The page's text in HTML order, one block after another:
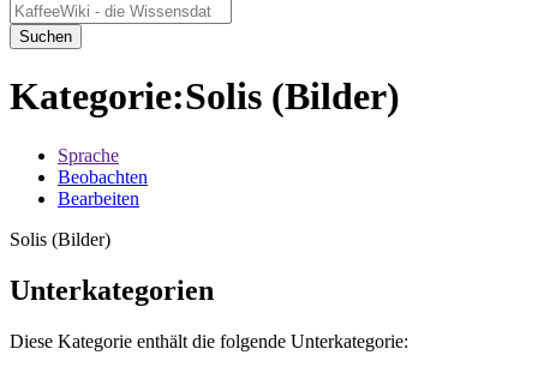
Suchen
Kategorie:Solis (Bilder)
Sprache
Beobachten
Bearbeiten
Solis (Bilder)
Unterkategorien
Diese Kategorie enthält die folgende Unterkategorie: